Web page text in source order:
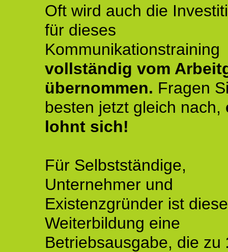
Oft wird auch die
für dieses
Kommunikationstraining
vollständig vom
übernommen. Fragen
besten jetzt gleich nach,
lohnt sich!
Für Selbstständige,
Unternehmer und
Existenzgründer ist diese
Weiterbildung eine
Betriebsausgabe, die zu